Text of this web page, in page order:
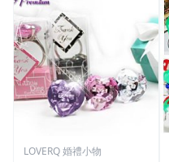
LOVERQ 婚禮小物